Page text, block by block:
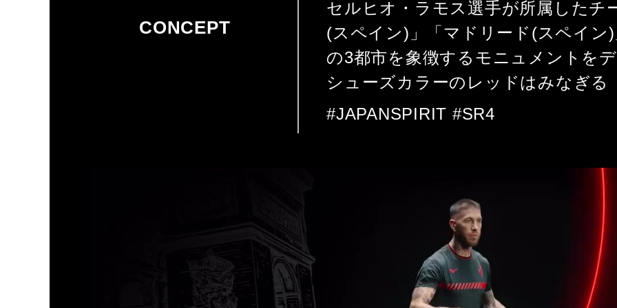
CONCEPT
セルヒオ・ラモス選手が所属したチ
(スペイン)」「マドリード(スペイン
の3都市を象徴するモニュメントを
シューズカラーのレッドはみなぎる
#JAPANSPIRIT #SR4